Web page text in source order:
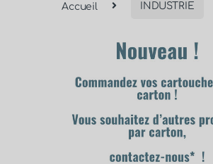
Accueil INDUSTRIE